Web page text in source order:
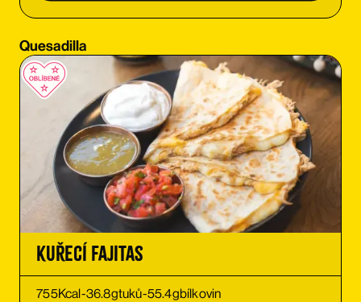
OBJEDNAT SI
OBJEDNAT SI
OBJEDNAT SI
OBJEDNAT SI
OBJEDNAT SI
OBJEDNAT SI
Quesadilla
Kuřecí Fajitas
755Kcal-36.8gtuků-55.4gbílkovin